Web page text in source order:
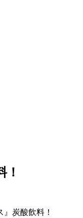
！
炭酸飲料！